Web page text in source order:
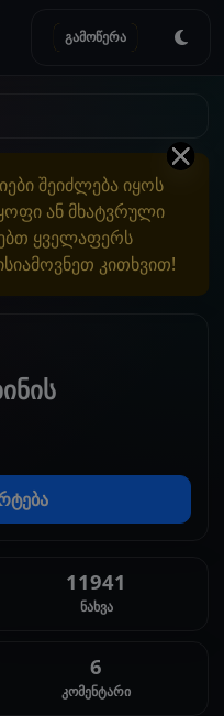
გამოწერა
შეიძლება იყოს
ან მხატვრული
ყველაფერს
კითხვით!
11941
ნახვა
6
კომენტარი